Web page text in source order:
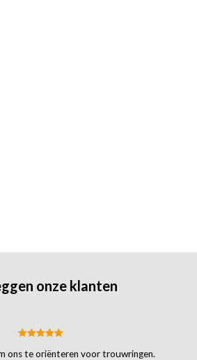
onze klanten
ons te oriënteren voor trouwringen.